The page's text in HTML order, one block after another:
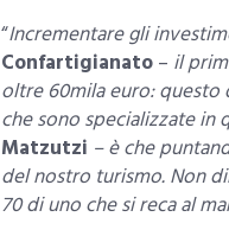
“Incrementare gli
Confartigianato– il
oltre 60mila euro:
che sono specializzate in
Matzutzi – è che
del nostro turismo. Non
70 di uno che si reca al